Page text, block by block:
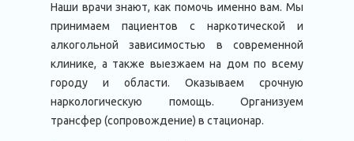
Наши врачи знают, как помочь именно вам. Мы
принимаем пациентов с наркотической и
алкогольной зависимостью в современной
клинике, а также выезжаем на дом по всему
городу и области. Оказываем срочную
наркологическую помощь. Организуем
трансфер (сопровождение) в стационар.